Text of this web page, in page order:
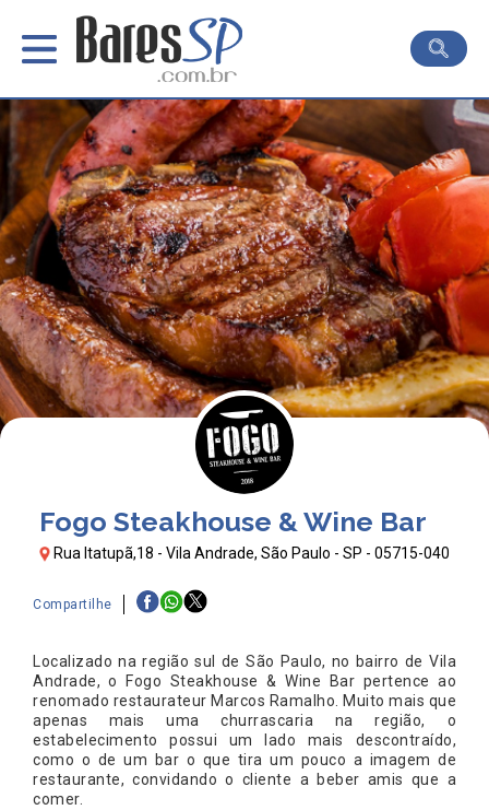
Fogo Steakhouse & Wine Bar
Rua Itatupã,18 - Vila Andrade, São Paulo - SP - 05715-040
Compartilhe
Localizado na região sul de São Paulo, no bairro de Vila
Andrade, o Fogo Steakhouse & Wine Bar pertence ao
renomado restaurateur Marcos Ramalho. Muito mais que
apenas mais uma churrascaria na região, o
estabelecimento possui um lado mais descontraído,
como o de um bar o que tira um pouco a imagem de
restaurante, convidando o cliente a beber amis que a
comer.